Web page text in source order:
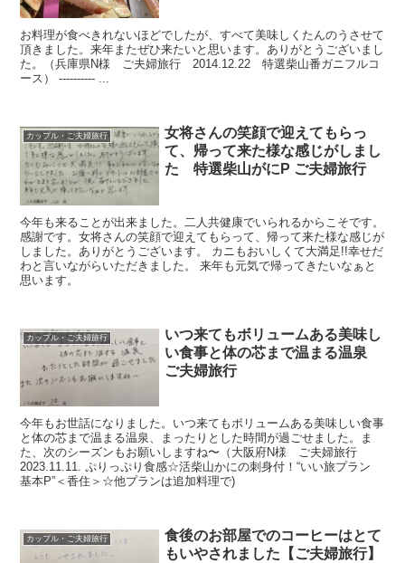
お料理が食べきれないほどでしたが、すべて美味しくたんのうさせて
頂きました。来年またぜひ来たいと思います。ありがとうございまし
た。（兵庫県N様 ご夫婦旅行 2014.12.22 特選柴山番ガニフルコ
ース） ---------- ...
カップル・ご夫婦旅行
女将さんの笑顔で迎えてもらっ
て、帰って来た様な感じがしまし
た 特選柴山がにP ご夫婦旅行
今年も来ることが出来ました。二人共健康でいられるからこそです。
感謝です。女将さんの笑顔で迎えてもらって、帰って来た様な感じが
しました。ありがとうございます。 カニもおいしくて大満足!!幸せだ
わと言いながらいただきました。 来年も元気で帰ってきたいなぁと
思います。
カップル・ご夫婦旅行
いつ来てもボリュームある美味し
い食事と体の芯まで温まる温泉
ご夫婦旅行
今年もお世話になりました。いつ来てもボリュームある美味しい食事
と体の芯まで温まる温泉、まったりとした時間が過ごせました。ま
た、次のシーズンもお願いしますね〜（大阪府N様 ご夫婦旅行
2023.11.11. ぷりっぷり食感☆活柴山かにの刺身付！“いい旅プラン
基本P”＜香住＞☆他プランは追加料理で)
カップル・ご夫婦旅行
食後のお部屋でのコーヒーはとて
もいやされました【ご夫婦旅行】